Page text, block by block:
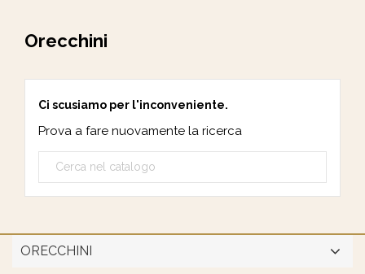
Orecchini
Ci scusiamo per l'inconveniente.
Prova a fare nuovamente la ricerca
ORECCHINI